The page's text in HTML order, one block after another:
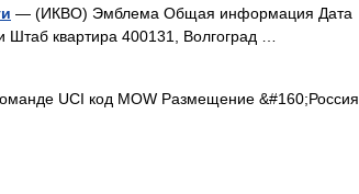
— (ИКВО) Эмблема Общая информация Дата
квартира 400131, Волгоград …
UCI код MOW Размещение &#160;Россия